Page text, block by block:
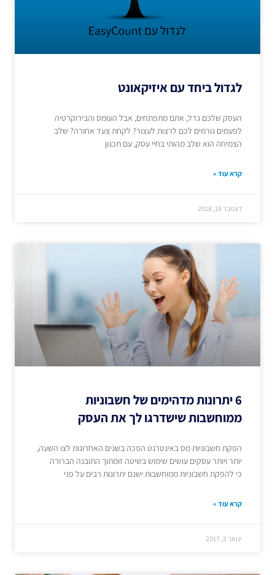
לגדול ביחד עם איזיקאונט
העסק שלכם גדל, אתם מתפתחים, אבל העומס והבירוקרטיה
לפעמים גורמים לכם לרצות לעצור? לקחת צעד אחורה? שלב
הצמיחה הוא שלב מהותי בחיי עסק, עם תכנון
קרא עוד »
דצמבר 18, 2018
6 יתרונות מדהימים של חשבוניות
ממוחשבות שישדרגו לך את העסק
הפקת חשבוניות מס באינטרנט הפכה בשנים האחרונות לצו השעה,
יותר ויותר עסקים עושים שימוש בשיטה זומתוך התובנה הברורה
כי להפקת חשבוניות ממוחשבות ישנם יתרונות רבים על פני
קרא עוד »
ינואר 3, 2017